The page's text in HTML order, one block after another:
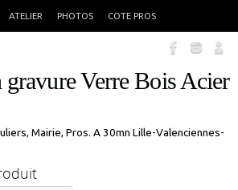
traitées à mon retour.
ATELIER PHOTOS COTE PROS
Verre Bois Acier
Mairie, Pros. A 30mn Lille-Valenciennes-